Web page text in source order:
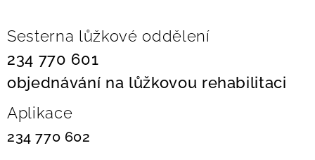
Sesterna lůžkové oddělení
234 770 601
objednávání na lůžkovou rehabilitaci
Aplikace
234 770 602